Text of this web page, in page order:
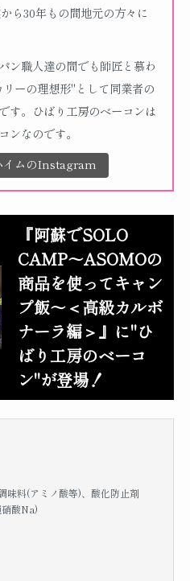
ら30年もの間地元の方々に
ン職人達の間でも師匠と慕わ
ーの理想形"として同業者の
す。ひばり工房のベーコンは
ンなのです。
イムのInstagram
『阿蘇でSOLO
CAMP〜ASOMOの
商品を使ってキャン
プ飯〜＜高級カルボ
ナーラ編＞』に"ひ
ばり工房のベーコ
ン"が登場！
味料(アミノ酸等)、酸化防止剤
酸Na)